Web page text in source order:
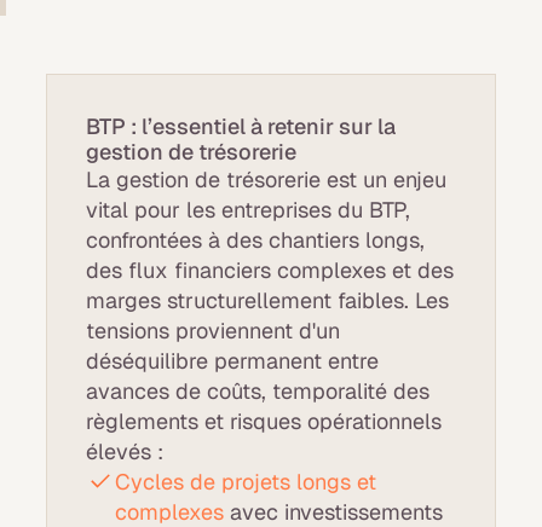
BTP : l’essentiel à retenir sur la
gestion de trésorerie
La gestion de trésorerie est un enjeu
vital pour les entreprises du BTP,
confrontées à des chantiers longs,
des flux financiers complexes et des
marges structurellement faibles. Les
tensions proviennent d'un
déséquilibre permanent entre
avances de coûts, temporalité des
règlements et risques opérationnels
élevés :
Cycles de projets longs et
complexes avec investissements